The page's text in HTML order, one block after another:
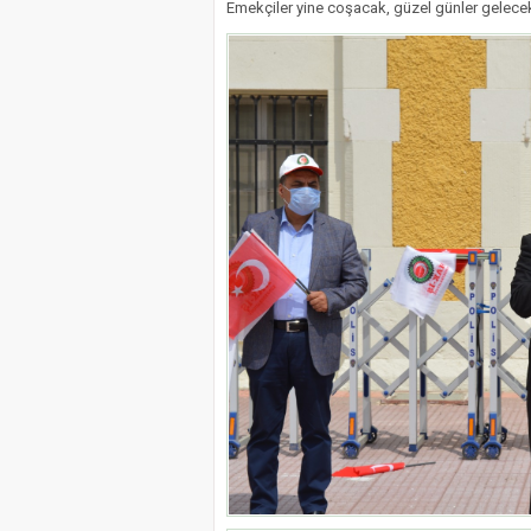
Emekçiler yine coşacak, güzel günler